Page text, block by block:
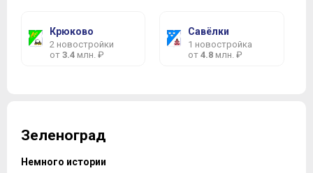
Крюково
2 новостройки
от 3.4 млн. ₽
Савёлки
1 новостройка
от4.8 млн. ₽
Зеленоград
Немного истории